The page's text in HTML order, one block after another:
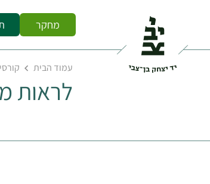
מחקר
עמוד הבית
לראות